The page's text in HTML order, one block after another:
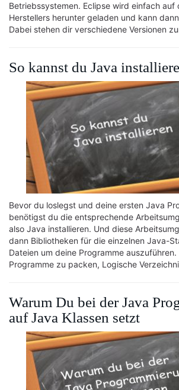
Betriebssystemen. Eclipse wird einfach auf
Herstellers herunter geladen und kann
Dabei stehen dir verschiedene Versionen
So kannst du Java
Bevor du loslegst und deine ersten Java
benötigst du die entsprechende
also Java installieren. Und diese
dann Bibliotheken für die einzelnen Java-
Dateien um deine Programme
Programme zu packen, Logische
Warum Du bei der Java
auf Java Klassen setzt